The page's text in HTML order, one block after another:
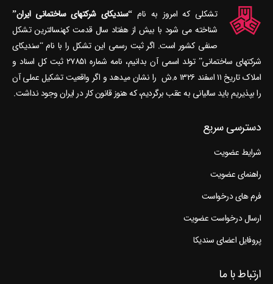
تشکلی که امروز به نام“سندیکای شرکتهای ساختمانی ایران”
شناخته می‎ شود با بیش از هفتاد سال قدمت کهنسال‎ترین تشکل
صنفی کشور است. اگر ثبت رسمی این تشکل را با نام “سندیکای
شرکتهای ساختمانی” تولد اسمی آن بدانیم، نامه شماره ۲۷۸۵۱ ثبت کل اسناد و
املاک تاریخ ۱۱ اسفند ۱۳۲۶ ه.ش را نشان می‎دهد و اگر واقعیت تشکیل عملی آن
را بپذیریم باید سالیانی به عقب برگردیم، که هنوز قانون کار در ایران وجود نداشت.
دسترسی سریع
شرایط عضویت
راهنمای عضویت
فرم های درخواست
ارسال درخواست عضویت
پروفایل اعضای سندیکا
ارتباط با ما